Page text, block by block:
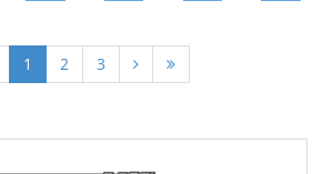
1 2 3